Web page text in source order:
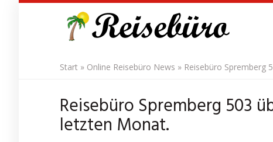
Start » Online Reisebüro News » Reisebüro Spremberg
Reisebüro Spremberg 503
letzten Monat.